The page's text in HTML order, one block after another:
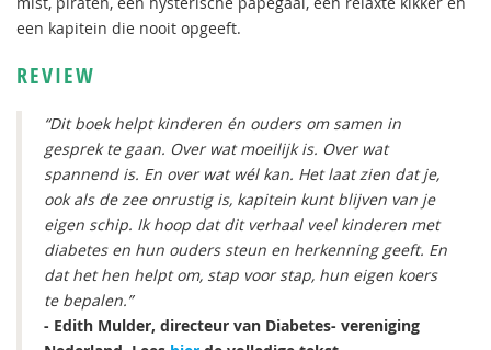
een kapitein die nooit opgeeft.
REVIEW
“Dit boek helpt kinderen én ouders om samen in
gesprek te gaan. Over wat moeilijk is. Over wat
spannend is. En over wat wél kan. Het laat zien dat je,
ook als de zee onrustig is, kapitein kunt blijven van je
eigen schip. Ik hoop dat dit verhaal veel kinderen met
diabetes en hun ouders steun en herkenning geeft. En
dat het hen helpt om, stap voor stap, hun eigen koers
te bepalen.”
- Edith Mulder, directeur van Diabetes- vereniging